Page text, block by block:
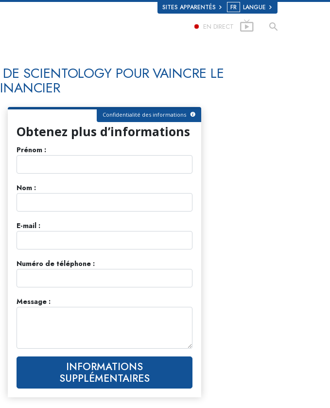
SITES APPARENTÉS FR LANGUE
EN DIRECT
SCIENTOLOGY POUR VAINCRE LE
Confidentialité des informations
Obtenez plus d’informations
Prénom :
Nom :
E-mail :
Numéro de téléphone :
Message :
INFORMATIONS
SUPPLÉMENTAIRES